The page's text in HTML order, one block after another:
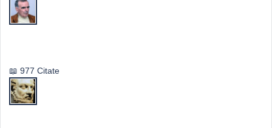
977 Citate